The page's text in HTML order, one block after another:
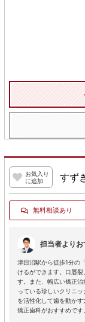
お気入り
に追加
すず
無料相談あり
担当者よりお
津田沼駅から徒歩1分の
けるができます。口唇
す。また、幅広い矯正
っている珍しいクリニ
を活性化して歯を動か
矯正歯科がおすすめです。